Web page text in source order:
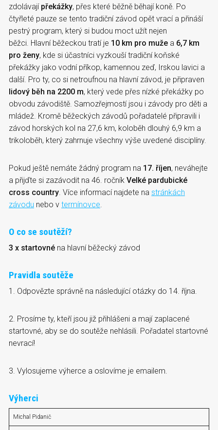
zdolávají překážky, přes které běžně běhají koně. Po
čtyřleté pauze se tento tradiční závod opět vrací a přináší
pestrý program, který si budou moct užít nejen
běžci. Hlavní běžeckou tratí je 10 km pro muže a 6,7 km
pro ženy, kde si účastníci vyzkouší tradiční koňské
překážky jako vodní příkop, kamennou zeď, Irskou lavici a
další. Pro ty, co si netroufnou na hlavní závod, je připraven
lidový běh na 2200 m, který vede přes nízké překážky po
obvodu závodiště. Samozřejmostí jsou i závody pro děti a
mládež. Kromě běžeckých závodů pořadatelé připravili i
závod horských kol na 27,6 km, koloběh dlouhý 6,9 km a
trikoloběh, který zahrnuje všechny výše uvedené disciplíny.
Pokud ještě nemáte žádný program na 17. říjen, neváhejte
a přijďte si zazávodit na 46. ročník Velké pardubické
cross country . Více informací najdete na stránkách
závodu nebo v termínovce
O co se soutěží?
3 x startovné na hlavní běžecký závod
Pravidla soutěže
1. Odpovězte správně na následující otázky do 14. října.
2. Prosíme ty, kteří jsou již přihlášeni a mají zaplacené
startovné, aby se do soutěže nehlásili. Pořadatel startovné
nevrací!
3. Vylosujeme výherce a oslovíme je emailem.
Výherci
Michal Pidanič